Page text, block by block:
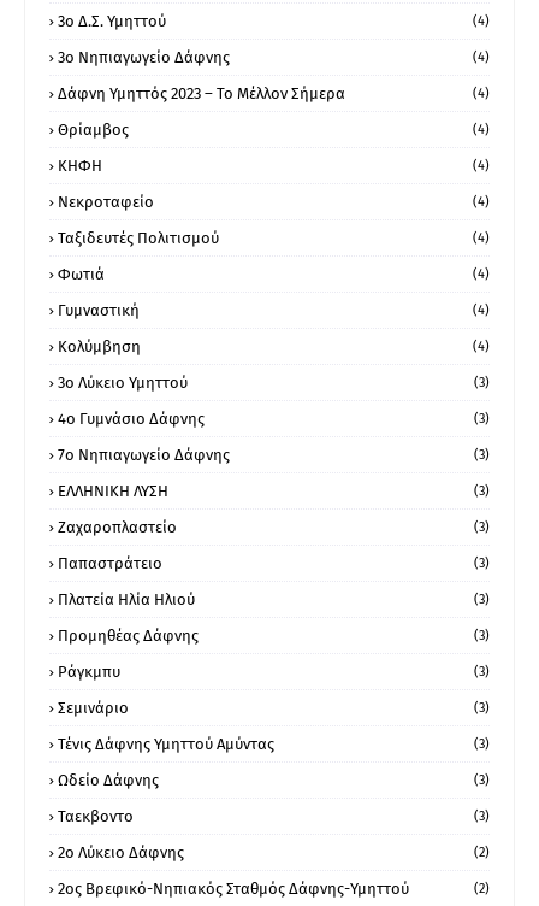
3ο Δ.Σ. Υμηττού (4)
3ο Νηπιαγωγείο Δάφνης (4)
Δάφνη Υμηττός 2023 – Το Μέλλον Σήμερα (4)
Θρίαμβος (4)
ΚΗΦΗ (4)
Νεκροταφείο (4)
Ταξιδευτές Πολιτισμού (4)
Φωτιά (4)
Γυμναστική (4)
Κολύμβηση (4)
3ο Λύκειο Υμηττού (3)
4ο Γυμνάσιο Δάφνης (3)
7ο Νηπιαγωγείο Δάφνης (3)
ΕΛΛΗΝΙΚΗ ΛΥΣΗ (3)
Ζαχαροπλαστείο (3)
Παπαστράτειο (3)
Πλατεία Ηλία Ηλιού (3)
Προμηθέας Δάφνης (3)
Ράγκμπυ (3)
Σεμινάριο (3)
Τένις Δάφνης Υμηττού Αμύντας (3)
Ωδείο Δάφνης (3)
Ταεκβοντο (3)
2ο Λύκειο Δάφνης (2)
2ος Βρεφικό-Νηπιακός Σταθμός Δάφνης-Υμηττού (2)